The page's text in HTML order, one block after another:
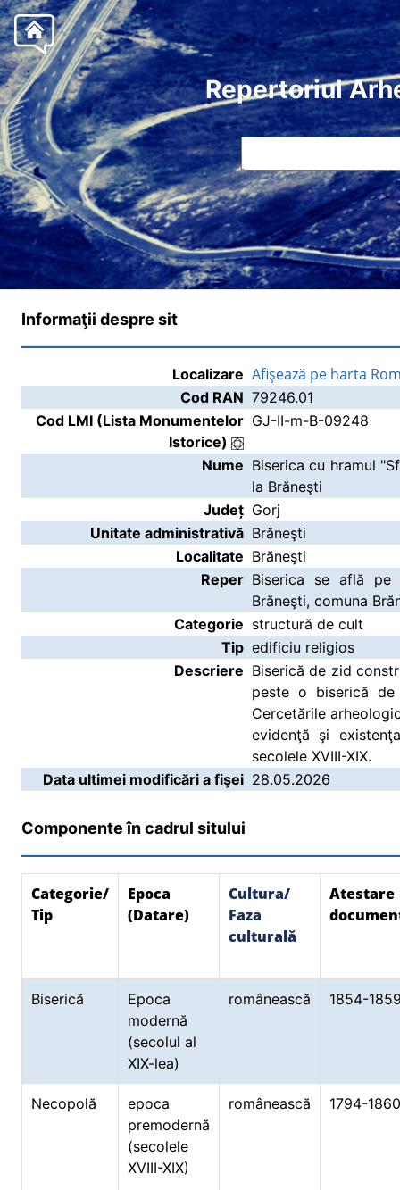
Repertoriul
Informaţii despre sit
Localizare Afişează pe harta
Cod RAN 79246.01
Cod LMI (Lista Monumentelor
Istorice)
GJ-II-m-B-09248
Nume Biserica cu hramul
la Brăneşti
Județ Gorj
Unitate administrativă Brăneşti
Localitate Brăneşti
Reper Biserica se află
Brăneşti, comuna
Categorie structură de cult
Tip edificiu religios
Descriere Biserică de zid
peste o biserică
Cercetările
evidenţă şi
secolele XVIII-XIX.
Data ultimei modificări a fişei 28.05.2026
Componente în cadrul sitului
Categorie/
Tip
Epoca
(Datare)
Cultura/
Faza
culturală
Atestare
Biserică
Epoca
modernă
(secolul al
XIX-lea)
românească 1854-
Necopolă
epoca
premodernă
(secolele
XVIII-XIX)
românească 1794-